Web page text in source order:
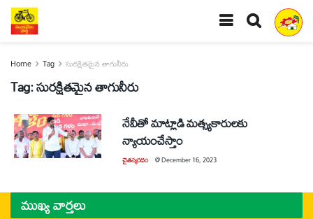
Home Tag సురక్షితమైన తాగునీరు
Tag:సురక్షితమైన తాగునీరు
నేవీతో మాట్లాడి మత్స్యకారులకు
న్యాయంచేస్తాం
చైతన్యరధం @December 16, 2023
ముఖ్య వార్తలు